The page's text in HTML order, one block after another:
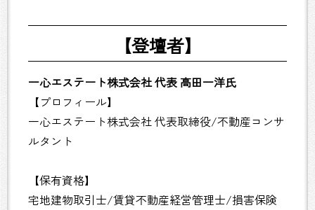
【登壇者】
一心エステート株式会社 代表 高田一洋氏
【プロフィール】
一心エステート株式会社 代表取締役/不動産コンサ
ルタント
【保有資格】
宅地建物取引士/賃貸不動産経営管理士/損害保険